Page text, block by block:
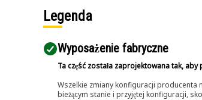
Legenda
Wyposażenie fabryczne
Ta część została zaprojektowana tak,
Wszelkie zmiany konfiguracji producenta
bieżącym stanie i przyjętej konfiguracji,